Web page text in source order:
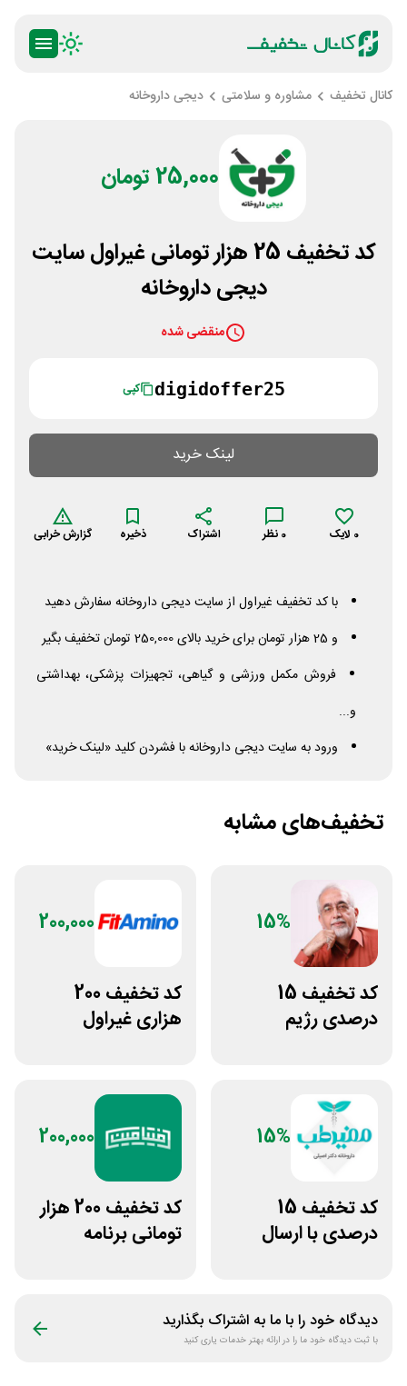
کانال تخفیف مشاوره و سلامتی دیجی داروخانه
25,000 تومان
کد تخفیف 25 هزار تومانی غیراول سایت
دیجی داروخانه
منقضی شده
digidoffer25 کپی
لینک خرید
0 لایک 0 نظر اشتراک ذخیره گزارش خرابی
با کد تخفیف غیراول از سایت دیجی داروخانه سفارش دهید
و 25 هزار تومان برای خرید بالای 250,000 تومان تخفیف بگیر
فروش مکمل ورزشی و گیاهی، تجهیزات پزشکی، بهداشتی
و...
ورود به سایت دیجی داروخانه با فشردن کلید «لینک خرید»
تخفیف‌های مشابه
15%
کد تخفیف 15
درصدی رژیم
200,000
کد تخفیف 200
هزاری غیراول
15%
کد تخفیف 15
درصدی با ارسال
200,000
کد تخفیف 200 هزار
تومانی برنامه
دیدگاه خود را با ما به اشتراک بگذارید
با ثبت دیدگاه خود ما را در ارائه بهتر خدمات یاری کنید